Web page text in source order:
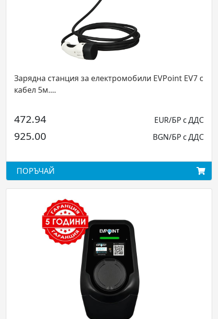
Зарядна станция за електромобили EVPoint EV7 с
кабел 5м....
472.94 EUR/БР с ДДС
925.00 BGN/БР с ДДС
ПОРЪЧАЙ